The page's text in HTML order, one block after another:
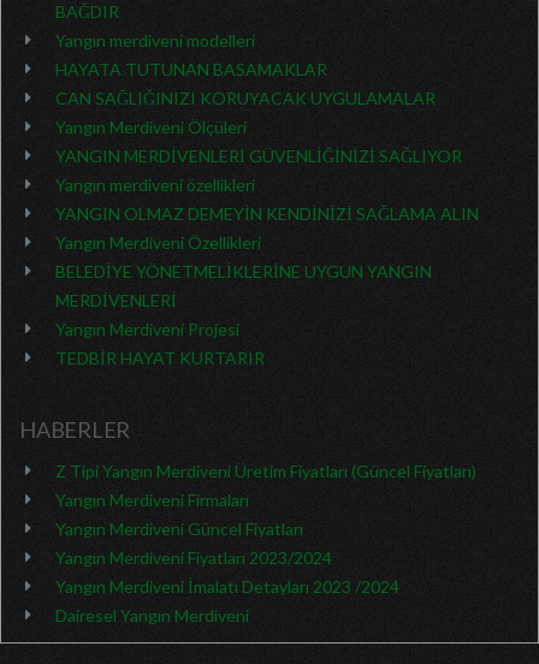
BAĞDIR
Yangın merdiveni modelleri
HAYATA TUTUNAN BASAMAKLAR
CAN SAĞLIĞINIZI KORUYACAK UYGULAMALAR
Yangın Merdiveni Ölçüleri
YANGIN MERDİVENLERİ GÜVENLİĞİNİZİ SAĞLIYOR
Yangın merdiveni özellikleri
YANGIN OLMAZ DEMEYİN KENDİNİZİ SAĞLAMA ALIN
Yangın Merdiveni Özellikleri
BELEDİYE YÖNETMELİKLERİNE UYGUN YANGIN
MERDİVENLERİ
Yangın Merdiveni Projesi
TEDBİR HAYAT KURTARIR
HABERLER
Z Tipi Yangın Merdiveni Üretim Fiyatları (Güncel Fiyatları)
Yangın Merdiveni Firmaları
Yangın Merdiveni Güncel Fiyatları
Yangın Merdiveni Fiyatları 2023/2024
Yangın Merdiveni İmalatı Detayları 2023 /2024
Dairesel Yangın Merdiveni